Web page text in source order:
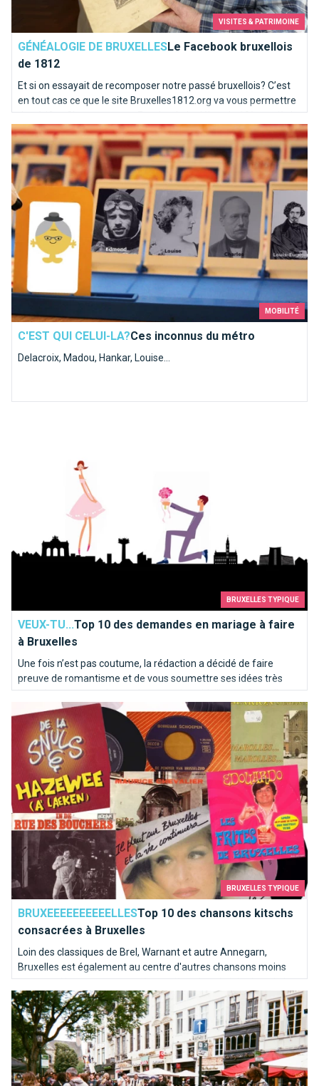
VISITES & PATRIMOINE
GÉNÉALOGIE DE BRUXELLESLe Facebook bruxellois
de 1812
Et si on essayait de recomposer notre passé bruxellois? C’est
en tout cas ce que le site Bruxelles1812.org va vous permettre
de vérifier. C’est un peu un Facebook du début du 19ème siècle
! Un site pour les généalogistes et les curieux.
MOBILITÉ
C'EST QUI CELUI-LA?Ces inconnus du métro
Delacroix, Madou, Hankar, Louise...
Ces inconnus du métro
BRUXELLES TYPIQUE
VEUX-TU...Top 10 des demandes en mariage à faire
à Bruxelles
Une fois n’est pas coutume, la rédaction a décidé de faire
preuve de romantisme et de vous soumettre ses idées très
inspirées pour une demande en mariage idyllique à Bruxelles.
Voici notre “Top 10” des endroits où poser le genou par terre…
BRUXELLES TYPIQUE
BRUXEEEEEEEEEELLESTop 10 des chansons kitschs
consacrées à Bruxelles
Loin des classiques de Brel, Warnant et autre Annegarn,
Bruxelles est également au centre d'autres chansons moins
connues. Nous avons poussé une pièce dans le juke-box de la
capitale de l'Europe pour en sortir les mélodies les plus kitschs.
Top 10 des chansons kitschs consacrées à Bruxelles
Bruxelles ma belle